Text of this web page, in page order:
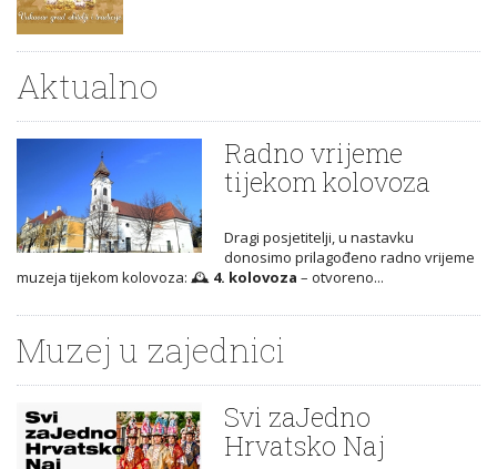
Aktualno
Radno vrijeme
tijekom kolovoza
Dragi posjetitelji, u nastavku
donosimo prilagođeno radno vrijeme
muzeja tijekom kolovoza: 🕰️ 4. kolovoza – otvoreno...
Muzej u zajednici
Svi zaJedno
Hrvatsko Naj